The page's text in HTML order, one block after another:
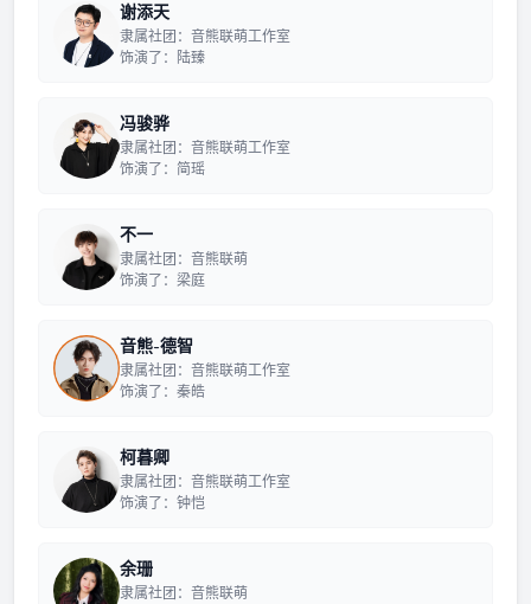
谢添天
隶属社团：音熊联萌工作室
饰演了：陆臻
冯骏骅
隶属社团：音熊联萌工作室
饰演了：简瑶
不一
隶属社团：音熊联萌
饰演了：梁庭
音熊-德智
隶属社团：音熊联萌工作室
饰演了：秦皓
柯暮卿
隶属社团：音熊联萌工作室
饰演了：钟恺
余珊
隶属社团：音熊联萌